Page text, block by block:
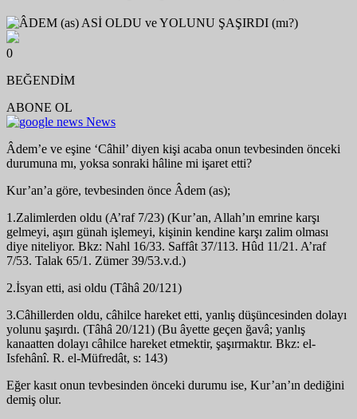
0
BEĞENDİM
ABONE OL
News
Âdem’e ve eşine ‘Câhil’ diyen kişi acaba onun tevbesinden önceki
durumuna mı, yoksa sonraki hâline mi işaret etti?
Kur’an’a göre, tevbesinden önce Âdem (as);
1.Zalimlerden oldu (A’raf 7/23) (Kur’an, Allah’ın emrine karşı
gelmeyi, aşırı günah işlemeyi, kişinin kendine karşı zalim olması
diye niteliyor. Bkz: Nahl 16/33. Saffât 37/113. Hûd 11/21. A’raf
7/53. Talak 65/1. Zümer 39/53.v.d.)
2.İsyan etti, asi oldu (Tâhâ 20/121)
3.Câhillerden oldu, câhilce hareket etti, yanlış düşüncesinden dolayı
yolunu şaşırdı. (Tâhâ 20/121) (Bu âyette geçen ğavâ; yanlış
kanaatten dolayı câhilce hareket etmektir, şaşırmaktır. Bkz: el-
Isfehânî. R. el-Müfredât, s: 143)
Eğer kasıt onun tevbesinden önceki durumu ise, Kur’an’ın dediğini
demiş olur.